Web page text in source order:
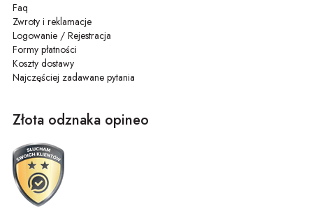
Faq
Zwroty i reklamacje
Logowanie / Rejestracja
Formy płatności
Koszty dostawy
Najczęściej zadawane pytania
Złota odznaka opineo